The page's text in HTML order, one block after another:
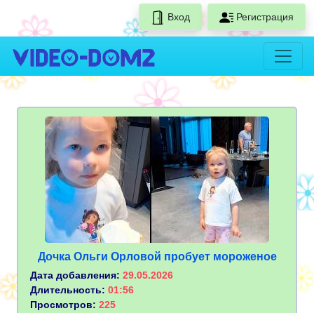
Вход Регистрация
Дочка Ольги Орловой пробует мороженое
Дата добавления: 29.05.2026
Длительность: 01:56
Просмотров: 225